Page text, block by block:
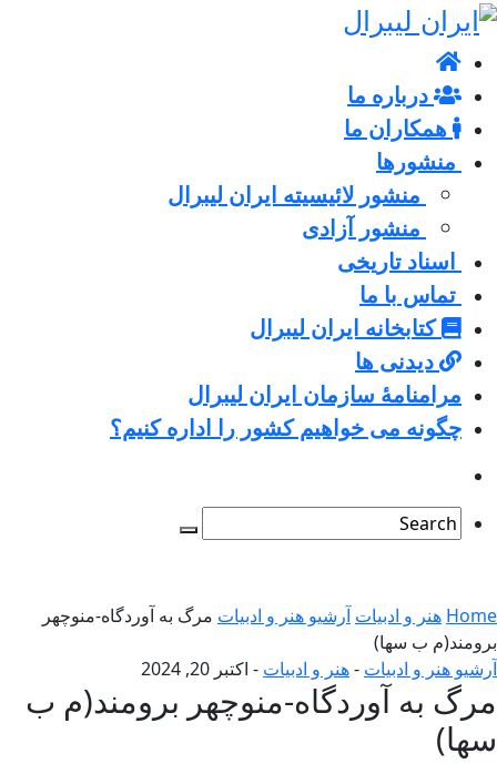
درباره ما
همکاران ما
منشورها
منشور لائیسیته ایران لیبرال
منشور آزادی
اسناد تاریخی
تماس با ما
کتابخانه ایران لیبرال
دیدنی ها
مرامنامۀ سازمان ایران لیبرال
چگونه می خواهیم کشور را اداره کنیم؟
Home هنر و ادبیات آرشیو هنر و ادبیات مرگ به آوردگاه-منوچهر
برومند(م ب سها)
آرشیو هنر و ادبیات -هنر و ادبیات - اکتبر 20, 2024
مرگ به آوردگاه-منوچهر برومند(م ب
سها)